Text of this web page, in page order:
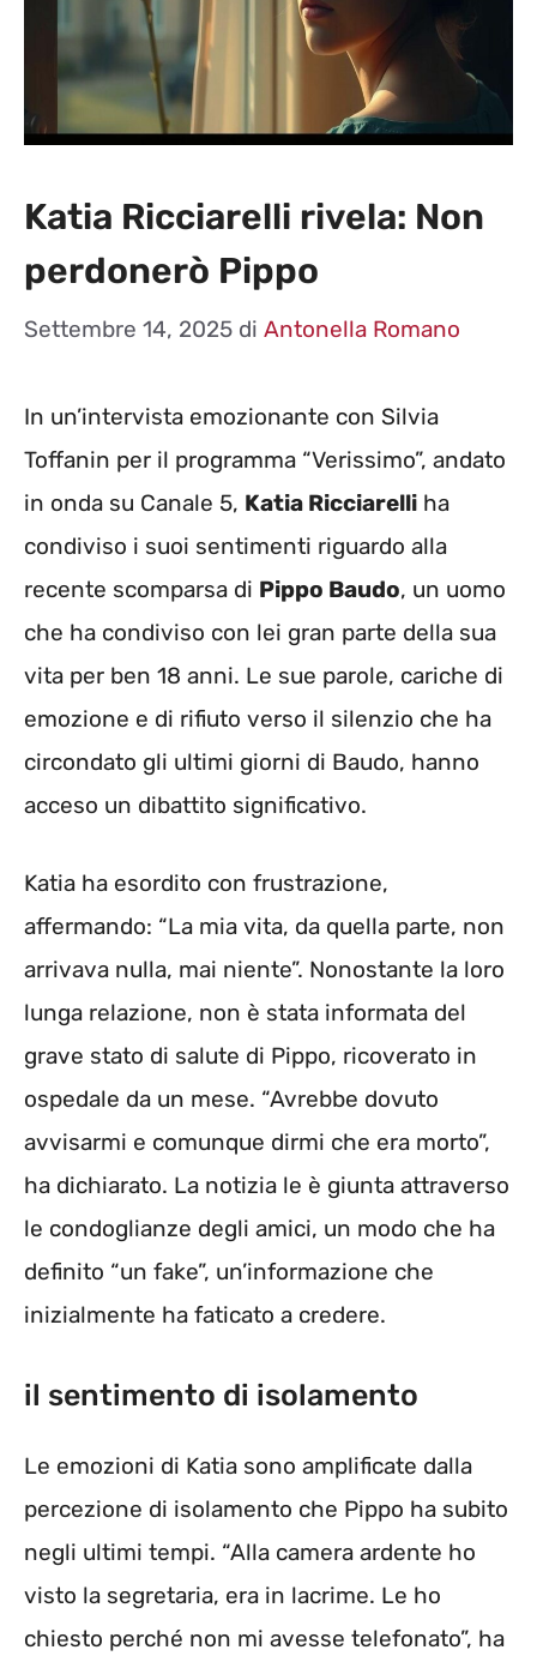
Katia Ricciarelli rivela: Non
perdonerò Pippo
Settembre 14, 2025 di Antonella Romano
In un’intervista emozionante con Silvia
Toffanin per il programma “Verissimo”, andato
in onda su Canale 5, Katia Ricciarelli ha
condiviso i suoi sentimenti riguardo alla
recente scomparsa di Pippo Baudo, un uomo
che ha condiviso con lei gran parte della sua
vita per ben 18 anni. Le sue parole, cariche di
emozione e di rifiuto verso il silenzio che ha
circondato gli ultimi giorni di Baudo, hanno
acceso un dibattito significativo.
Katia ha esordito con frustrazione,
affermando: “La mia vita, da quella parte, non
arrivava nulla, mai niente”. Nonostante la loro
lunga relazione, non è stata informata del
grave stato di salute di Pippo, ricoverato in
ospedale da un mese. “Avrebbe dovuto
avvisarmi e comunque dirmi che era morto”,
ha dichiarato. La notizia le è giunta attraverso
le condoglianze degli amici, un modo che ha
definito “un fake”, un’informazione che
inizialmente ha faticato a credere.
il sentimento di isolamento
Le emozioni di Katia sono amplificate dalla
percezione di isolamento che Pippo ha subito
negli ultimi tempi. “Alla camera ardente ho
visto la segretaria, era in lacrime. Le ho
chiesto perché non mi avesse telefonato”, ha